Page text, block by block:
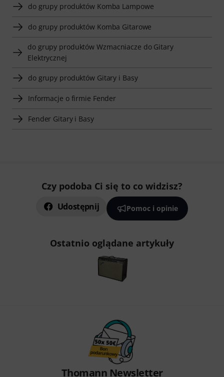
do grupy produktów Komba Lampowe
do grupy produktów Komba Gitarowe
do grupy produktów Wzmacniacze do Gitary
Elektrycznej
do grupy produktów Gitary i Basy
Informacje o firmie Fender
Fender Gitary i Basy
Czy podoba Ci się to co widzisz?
Udostępnij Pomoc i opinie
Ostatnio oglądane artykuły
Thomann Newsletter